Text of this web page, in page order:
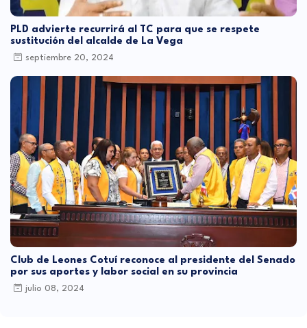
PLD advierte recurrirá al TC para que se respete
sustitución del alcalde de La Vega
septiembre 20, 2024
Club de Leones Cotuí reconoce al presidente del Senado
por sus aportes y labor social en su provincia
julio 08, 2024